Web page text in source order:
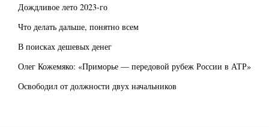
Дождливое лето 2023-го
Что делать дальше, понятно всем
В поисках дешевых денег
Олег Кожемяко: «Приморье — передовой рубеж России в АТР»
Освободил от должности двух начальников